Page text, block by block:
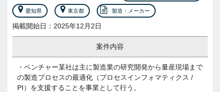
愛知県 東京都 製造・メーカー
掲載開始日：2025年12月2日
案件内容
・ベンチャー某社は主に製造業の研究開発から量産現場まで
の製造プロセスの最適化（プロセスインフォマティクス /
PI）を支援することを事業として行う。